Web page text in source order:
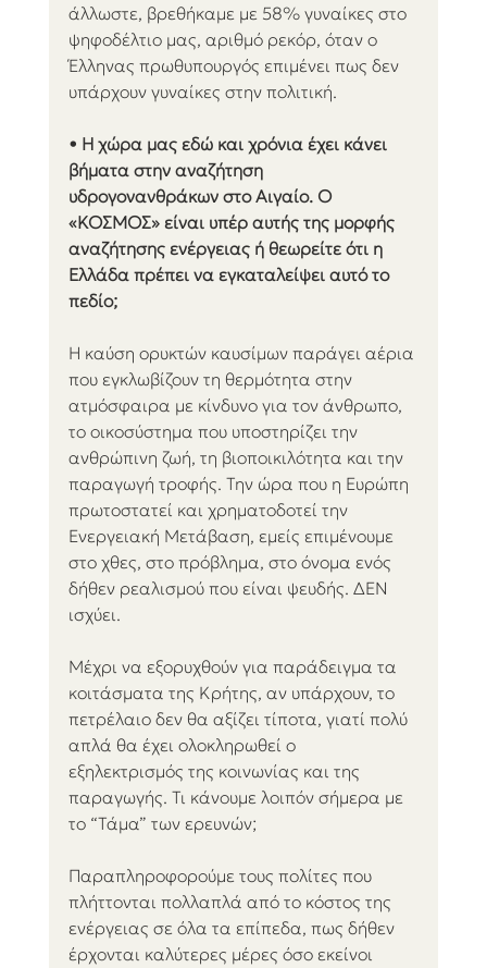
άλλωστε, βρεθήκαμε με 58% γυναίκες στο
ψηφοδέλτιο μας, αριθμό ρεκόρ, όταν ο
Έλληνας πρωθυπουργός επιμένει πως δεν
υπάρχουν γυναίκες στην πολιτική.
• Η χώρα μας εδώ και χρόνια έχει κάνει
βήματα στην αναζήτηση
υδρογονανθράκων στο Αιγαίο. Ο
«ΚΟΣΜΟΣ» είναι υπέρ αυτής της μορφής
αναζήτησης ενέργειας ή θεωρείτε ότι η
Ελλάδα πρέπει να εγκαταλείψει αυτό το
πεδίο;
Η καύση ορυκτών καυσίμων παράγει αέρια
που εγκλωβίζουν τη θερμότητα στην
ατμόσφαιρα με κίνδυνο για τον άνθρωπο,
το οικοσύστημα που υποστηρίζει την
ανθρώπινη ζωή, τη βιοποικιλότητα και την
παραγωγή τροφής. Την ώρα που η Ευρώπη
πρωτοστατεί και χρηματοδοτεί την
Ενεργειακή Μετάβαση, εμείς επιμένουμε
στο χθες, στο πρόβλημα, στο όνομα ενός
δήθεν ρεαλισμού που είναι ψευδής. ΔΕN
ισχύει.
Μέχρι να εξορυχθούν για παράδειγμα τα
κοιτάσματα της Κρήτης, αν υπάρχουν, το
πετρέλαιο δεν θα αξίζει τίποτα, γιατί πολύ
απλά θα έχει ολοκληρωθεί ο
εξηλεκτρισμός της κοινωνίας και της
παραγωγής. Τι κάνουμε λοιπόν σήμερα με
το “Τάμα” των ερευνών;
Παραπληροφορούμε τους πολίτες που
πλήττονται πολλαπλά από το κόστος της
ενέργειας σε όλα τα επίπεδα, πως δήθεν
έρχονται καλύτερες μέρες όσο εκείνοι